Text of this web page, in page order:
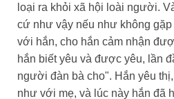
loại ra khỏi xã hội loài người.
cứ như vậy nếu như không
với hắn, cho hắn cảm nhận
hắn biết yêu và được yêu, lần
người đàn bà cho". Hắn yêu
như với mẹ, và lúc này hắn đã